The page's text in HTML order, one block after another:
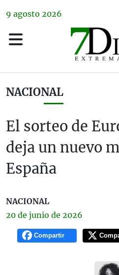
9 agosto 2026
NACIONAL
El sorteo de
deja un nuevo
España
NACIONAL
20 de junio de 2026
Compartir